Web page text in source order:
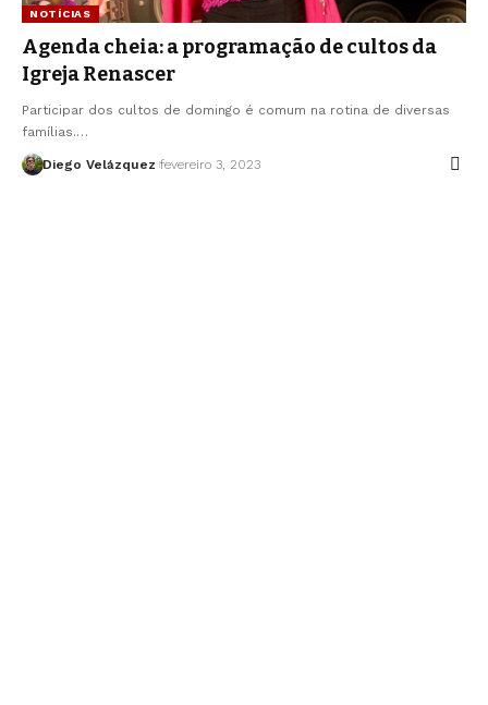
NOTÍCIAS
Agenda cheia: a programação de cultos da
Igreja Renascer
Participar dos cultos de domingo é comum na rotina de diversas
famílias.…
Diego Velázquez fevereiro 3, 2023